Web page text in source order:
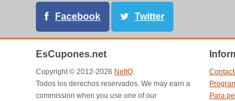
Facebook Twitter
EsCupones.net
Copyright © 2012-2026 NetIQ.
Todos los derechos reservados. We may earn a
commission when you use one of our
Para